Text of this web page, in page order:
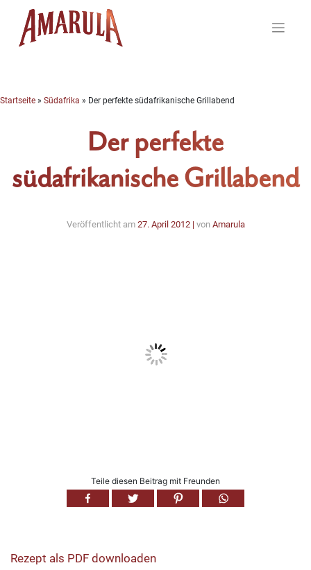
content
Startseite » Südafrika » Der perfekte südafrikanische Grillabend
Der perfekte
südafrikanische Grillabend
Veröffentlicht am 27. April 2012| von Amarula
Teile diesen Beitrag mit Freunden
Rezept als PDF downloaden